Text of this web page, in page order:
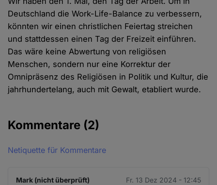
Deutschland die Work-Life-Balance zu verbessern,
könnten wir einen christlichen Feiertag streichen
und stattdessen einen Tag der Freizeit einführen.
Das wäre keine Abwertung von religiösen
Menschen, sondern nur eine Korrektur der
Omnipräsenz des Religiösen in Politik und Kultur, die
jahrhundertelang, auch mit Gewalt, etabliert wurde.
Kommentare (2)
Netiquette für Kommentare
Mark (nicht überprüft) Fr. 13 Dez 2024 - 12:45